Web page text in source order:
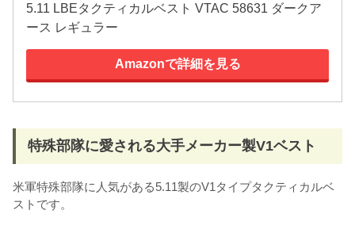
5.11 LBEタクティカルベスト VTAC 58631 ダークア
ース レギュラー
Amazonで詳細を見る
特殊部隊に愛される大手メーカー製V1ベスト
米軍特殊部隊に人気がある5.11製のV1タイプタクティカルベ
ストです。